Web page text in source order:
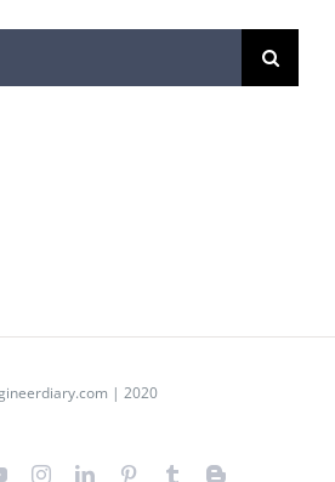
| 2020
YouTubeInstagramLinkedInPinterestTumblrBlogger